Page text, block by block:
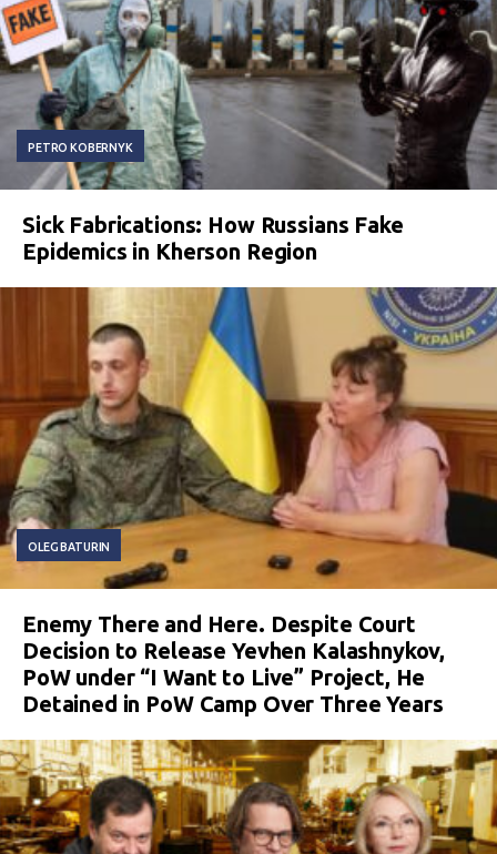
PETRO KOBERNYK
Sick Fabrications: How Russians Fake
Epidemics in Kherson Region
OLEG BATURIN
Enemy There and Here. Despite Court
Decision to Release Yevhen Kalashnykov,
PoW under “I Want to Live” Project, He
Detained in PoW Camp Over Three Years